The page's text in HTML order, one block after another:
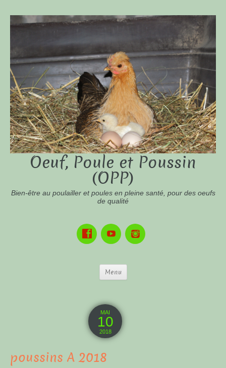
Oeuf, Poule et Poussin
(OPP)
Bien-être au poulailler et poules en pleine santé, pour des oeufs
de qualité
Menu
MAI
10
2018
poussins A 2018